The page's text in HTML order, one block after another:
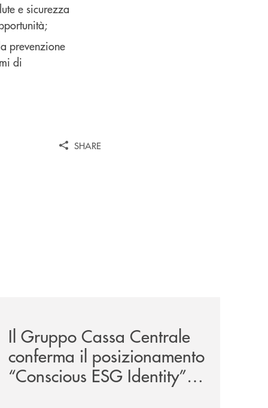
e sicurezza
prevenzione
di
SHARE
Il Gruppo Cassa Centrale
conferma il posizionamento
“Conscious ESG Identity”
nell’ESG Identity Corporate